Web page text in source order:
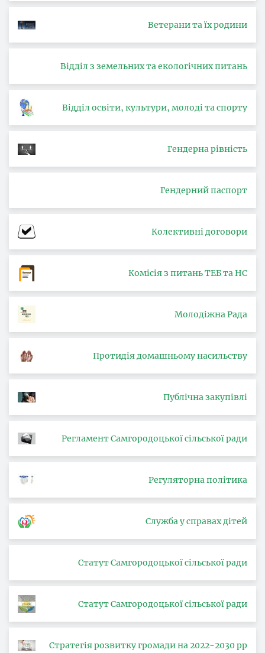
Ветерани та їх родини
Відділ з земельних та екологічних питань
Відділ освіти, культури, молоді та спорту
Гендерна рівність
Гендерний паспорт
Колективні договори
Комісія з питань ТЕБ та НС
Молодіжна Рада
Протидія домашньому насильству
Публічна закупівлі
Регламент Самгородоцької сільської ради
Регуляторна політика
Служба у справах дітей
Статут Самгородоцької сільської ради
Статут Самгородоцької сільської ради
Стратегія розвитку громади на 2022-2030 рр